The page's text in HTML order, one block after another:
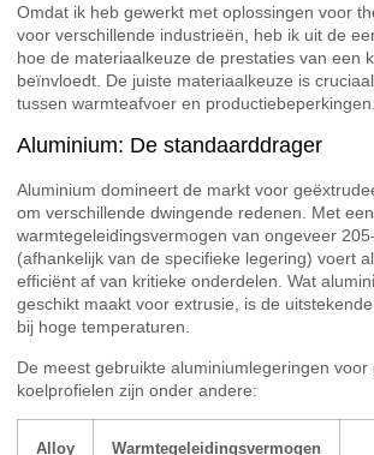
Omdat ik heb gewerkt met oplossingen voor
voor verschillende industrieën, heb ik uit de
hoe de materiaalkeuze de prestaties van een
beïnvloedt. De juiste materiaalkeuze is
tussen warmteafvoer en productiebeperkingen.
Aluminium: De standaarddrager
Aluminium domineert de markt voor
om verschillende dwingende redenen. Met een
warmtegeleidingsvermogen van ongeveer
(afhankelijk van de specifieke legering) voert
efficiënt af van kritieke onderdelen. Wat
geschikt maakt voor extrusie, is de
bij hoge temperaturen.
De meest gebruikte aluminiumlegeringen voor
koelprofielen zijn onder andere:
Alloy
Warmtegeleidingsvermogen